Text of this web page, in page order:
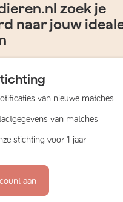
zoek je
naar jouw
van nieuwe matches
van matches
stichting voor 1 jaar
aan